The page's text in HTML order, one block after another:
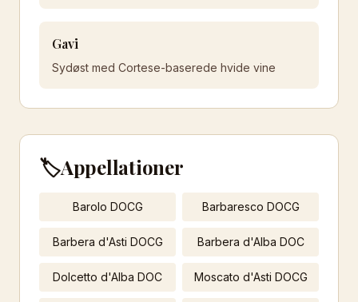
Gavi
Sydøst med Cortese-baserede hvide vine
🏷️Appellationer
Barolo DOCG Barbaresco DOCG
Barbera d'Asti DOCG Barbera d'Alba DOC
Dolcetto d'Alba DOC Moscato d'Asti DOCG